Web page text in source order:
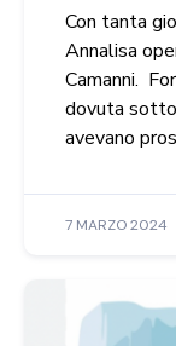
Con tanta
Annalisa
Camanni.
dovuta
avevano
7 MARZO 2024